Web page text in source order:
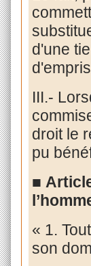
d'une
III.-
droit le
pu
■
« 1.
son